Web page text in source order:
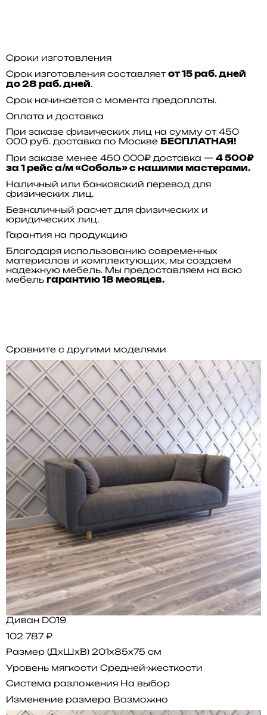
Сроки изготовления
Срок изготовления составляет от 15 раб. дней
до 28 раб. дней.
Срок начинается с момента предоплаты.
Оплата и доставка
При заказе физических лиц на сумму от 450
000 руб. доставка по Москве БЕСПЛАТНАЯ!
При заказе менее 450 000₽ доставка — 4 500₽
за 1 рейс а/м «Соболь» с нашими мастерами.
Наличный или банковский перевод для
физических лиц.
Безналичный расчет для физических и
юридических лиц.
Гарантия на продукцию
Благодаря использованию современных
материалов и комплектующих, мы создаем
надежную мебель. Мы предоставляем на всю
мебель гарантию 18 месяцев.
Сравните с другими моделями
Диван D019
102 787 ₽
Размер (ДхШхВ) 201x85x75 см
Уровень мягкости Средней-жесткости
Система разложения На выбор
Изменение размера Возможно